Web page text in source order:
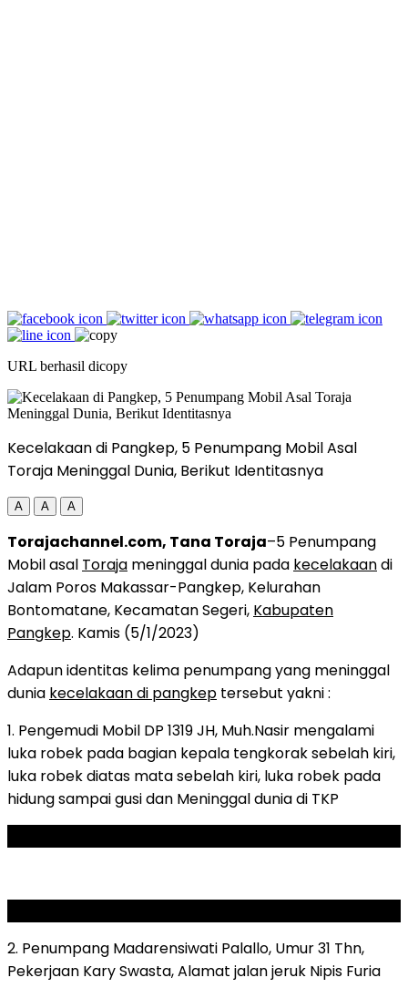
URL berhasil dicopy
Kecelakaan di Pangkep, 5 Penumpang Mobil Asal
Toraja Meninggal Dunia, Berikut Identitasnya
A A A
Torajachannel.com, Tana Toraja–5 Penumpang
Mobil asal Toraja meninggal dunia pada kecelakaandi
Jalam Poros Makassar-Pangkep, Kelurahan
Bontomatane, Kecamatan Segeri, Kabupaten
Pangkep. Kamis (5/1/2023)
Adapun identitas kelima penumpang yang meninggal
dunia kecelakaan di pangkep tersebut yakni :
1. Pengemudi Mobil DP 1319 JH, Muh.Nasir mengalami
luka robek pada bagian kepala tengkorak sebelah kiri,
luka robek diatas mata sebelah kiri, luka robek pada
hidung sampai gusi dan Meninggal dunia di TKP
2. Penumpang Madarensiwati Palallo, Umur 31 Thn,
Pekerjaan Kary Swasta, Alamat jalan jeruk Nipis Furia